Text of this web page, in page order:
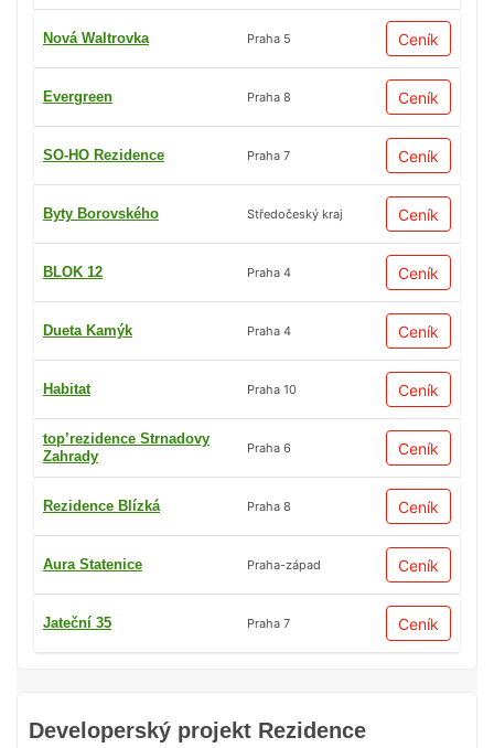
Developerský projekt Rezidence
Nová Waltrovka Praha 5 Ceník
Evergreen Praha 8 Ceník
SO-HO Rezidence Praha 7 Ceník
Byty Borovského Středočeský kraj Ceník
BLOK 12 Praha 4 Ceník
Dueta Kamýk Praha 4 Ceník
Habitat Praha 10 Ceník
top’rezidence Strnadovy
Zahrady
Praha 6 Ceník
Rezidence Blízká Praha 8 Ceník
Aura Statenice Praha-západ Ceník
Jateční 35 Praha 7 Ceník